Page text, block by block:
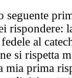
rispondere:
al
si rispetta
mia prima